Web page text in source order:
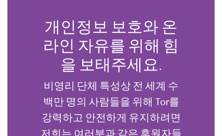
개인정보 보호와 온
라인 자유를 위해 힘
을 보태주세요.
비영리 단체 특성상 전 세계 수
백만 명의 사람들을 위해 Tor를
강력하고 안전하게 유지하려면